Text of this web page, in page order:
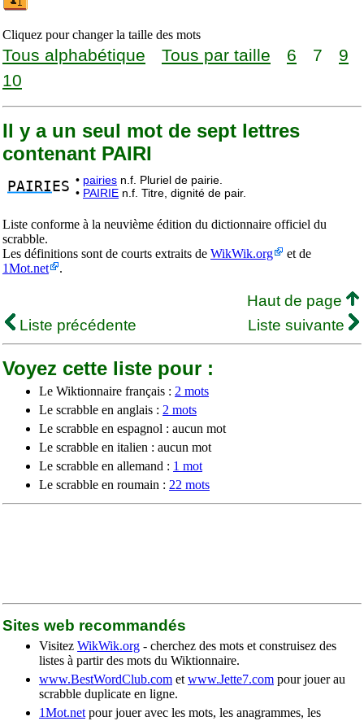
Cliquez pour changer la taille des mots
Tous alphabétique Tous par taille 6 7
9
10
Il y a un seul mot de sept lettres
contenant PAIRI
PAIRI ES • pairies n.f. Pluriel de pairie.
• PAIRIE n.f. Titre, dignité de pair.
Liste conforme à la neuvième édition du dictionnaire officiel du
scrabble.
Les définitions sont de courts extraits de WikWik.org
et de
1Mot.net
.
Haut de page
Liste précédente
Liste suivante
Voyez cette liste pour :
Le Wiktionnaire français : 2 mots
Le scrabble en anglais : 2 mots
Le scrabble en espagnol : aucun mot
Le scrabble en italien : aucun mot
Le scrabble en allemand : 1 mot
Le scrabble en roumain : 22 mots
Sites web recommandés
Visitez WikWik.org - cherchez des mots et construisez des
listes à partir des mots du Wiktionnaire.
www.BestWordClub.com et www.Jette7.com pour jouer au
scrabble duplicate en ligne.
1Mot.net pour jouer avec les mots, les anagrammes, les